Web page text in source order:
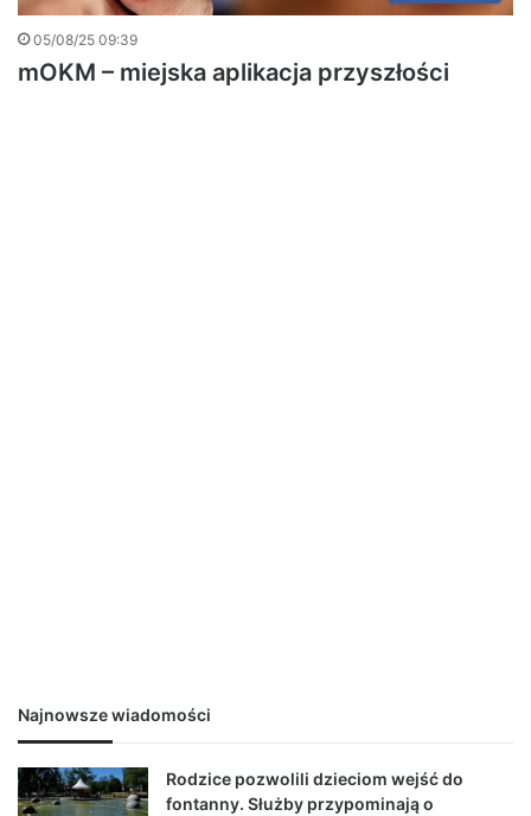
05/08/25 09:39
mOKM – miejska aplikacja przyszłości
Najnowsze wiadomości
Rodzice pozwolili dzieciom wejść do
fontanny. Służby przypominają o